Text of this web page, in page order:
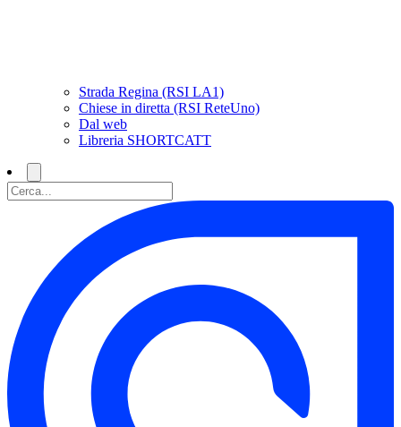
Strada Regina (RSI LA1)
Chiese in diretta (RSI ReteUno)
Dal web
Libreria SHORTCATT